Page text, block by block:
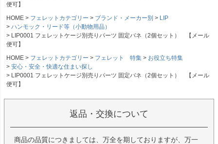
便可】
HOME
フェレットカテゴリー ブランド・メーカー別
LIP
ハンモック・リード等（小動物用品）
LIP0001 フェレットケージ別売りパーツ 固定バネ（2個セット） 【メール
便可】
HOME
フェレットカテゴリー フェレット 特集
お役立ち特集
安心・安全・快適な住まい探し
LIP0001 フェレットケージ別売りパーツ 固定バネ（2個セット） 【メール
便可】
返品・交換について
商品の品質につきましては、万全を期しておりますが、万一